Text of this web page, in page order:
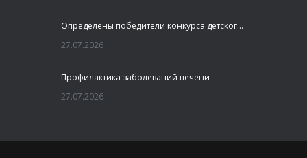
Определены победители конкурса детского рисунка «Я шагаю по Оренбуржью»
27.07.2026
Профилактика заболеваний печени
27.07.2026